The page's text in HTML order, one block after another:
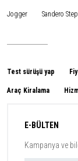
Jogger Sandero
Test sürüşü yap
Araç Kiralama
E-BÜLTEN
Kampanya ve